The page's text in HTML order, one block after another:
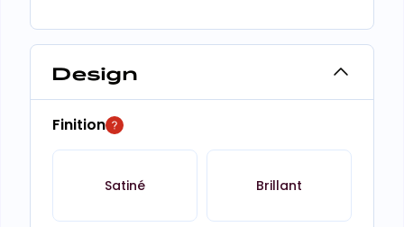
Design
Finition
Satiné Brillant